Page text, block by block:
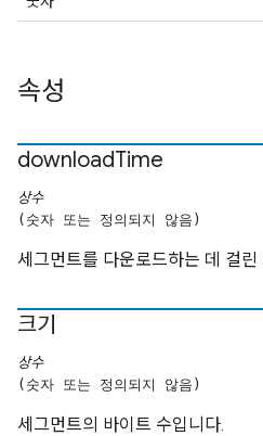
속성
downloadTime
상수
(숫자 또는 정의되지 않음)
세그먼트를 다운로드하는 데 걸린
크기
상수
(숫자 또는 정의되지 않음)
세그먼트의 바이트 수입니다.